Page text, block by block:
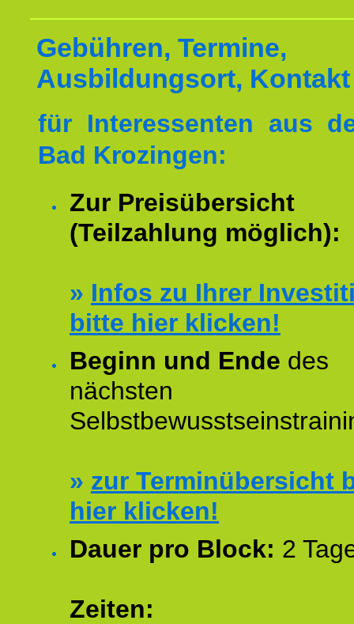
Gebühren, Termine,
Ausbildungsort, Kontakt
für Interessenten aus
Bad Krozingen:
Zur Preisübersicht
(Teilzahlung möglich):
» Infos zu Ihrer
bitte hier klicken!
Beginn und Ende des
nächsten
» zur Terminübersicht
hier klicken!
Dauer pro Block: 2
Zeiten: